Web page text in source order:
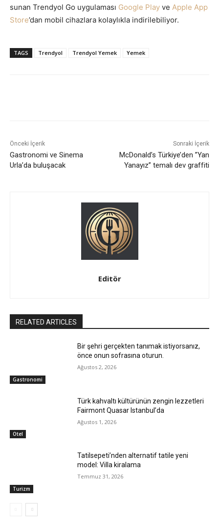
sunan Trendyol Go uygulaması Google Play ve Apple App
Store’dan mobil cihazlara kolaylıkla indirilebiliyor.
TAGS Trendyol Trendyol Yemek Yemek
Önceki İçerik
Gastronomi ve Sinema
Urla’da buluşacak
Sonraki İçerik
McDonald’s Türkiye’den ”Yan
Yanayız” temalı dev graffiti
Editör
RELATED ARTICLES
Gastronomi
Bir şehri gerçekten tanımak istiyorsanız,
önce onun sofrasına oturun.
Ağustos 2, 2026
Otel
Türk kahvaltı kültürünün zengin lezzetleri
Fairmont Quasar Istanbul’da
Ağustos 1, 2026
Turizm
Tatilsepeti’nden alternatif tatile yeni
model: Villa kiralama
Temmuz 31, 2026